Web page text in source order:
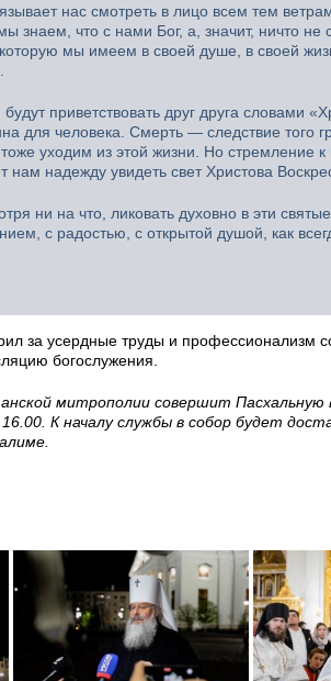
нас смотреть в лицо всем тем
знаем, что с нами Бог, а, значит, ничто
мы имеем в своей душе, в своей
приветствовать друг друга словами
для человека. Смерть — следствие того
уходим из этой жизни. Но стремление
нам надежду увидеть свет Христова
ни на что, ликовать духовно в эти
с радостью, с открытой душой, как
за усердные труды и профессионализм
богослужения.
митрополии совершит Пасхальную
К началу службы в собор будет